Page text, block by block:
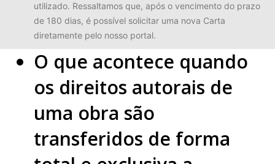
utilizado. Ressaltamos que, após o vencimento do prazo
de 180 dias, é possível solicitar uma nova Carta
diretamente pelo nosso portal.
O que acontece quando
os direitos autorais de
uma obra são
transferidos de forma